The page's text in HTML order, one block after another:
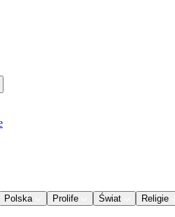
Polska Prolife Świat Religie